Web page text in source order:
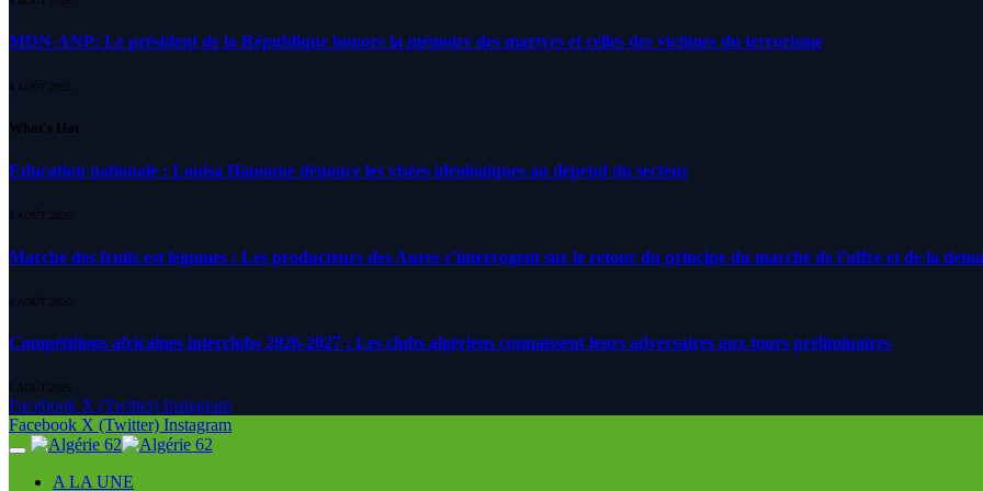
MDN-ANP: Le président de la République honore la mémoire des martyrs et celles des victimes du terrorisme
4 AOÛT 2026
What's Hot
Education nationale : Louisa Hanoune dénonce les visées idéologiques au dépend du secteur
7 AOÛT 2026
Marché des fruits est légumes : Les producteurs des Aures s’interrogent sur le retour du principe du marché de l’offre et de la
6 AOÛT 2026
Compétitions africaines interclubs 2026-2027 : Les clubs algériens connaissent leurs adversaires aux tours préliminaires
6 AOÛT 2026
Facebook X (Twitter) Instagram
Facebook X (Twitter) Instagram
A LA UNE